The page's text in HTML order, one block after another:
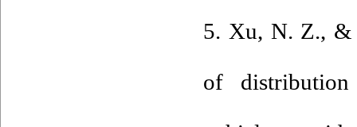
5. Xu, N. Z., &
of distribution